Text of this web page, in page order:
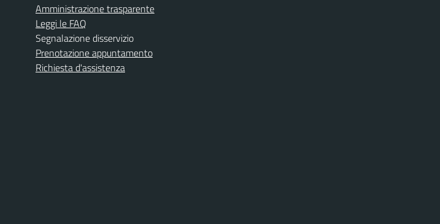
Amministrazione trasparente
Leggi le FAQ
Segnalazione disservizio
Prenotazione appuntamento
Richiesta d'assistenza